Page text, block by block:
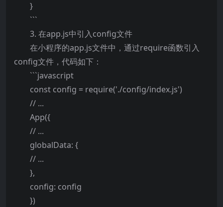
}
```
3. 在app.js中引入config文件
在小程序的app.js文件中，通过require函数引入
config文件，代码如下：
```javascript
const config = require('./config/index.js')
// ...
App({
// ...
globalData: {
// ...
},
config: config
})